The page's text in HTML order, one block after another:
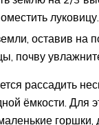
луковицу.
оставив на
почву
рассадить
ёмкости. Для